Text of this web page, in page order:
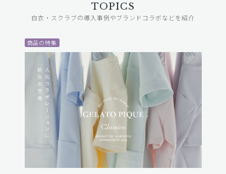
TOPICS
白衣・スクラブの導入事例やブランドコラボなどを紹介
商品の特集